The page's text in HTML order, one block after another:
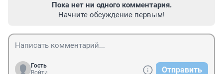
Пока нет ни одного комментария.
Начните обсуждение первым!
Гость
Войти
Отправить